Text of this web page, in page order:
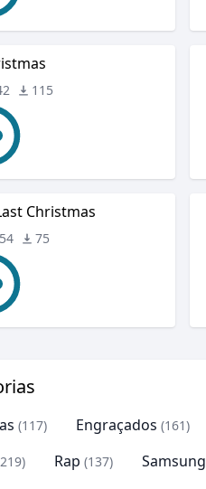
115
Christmas
75
(117) Engraçados (161)
Rap (137) Samsung